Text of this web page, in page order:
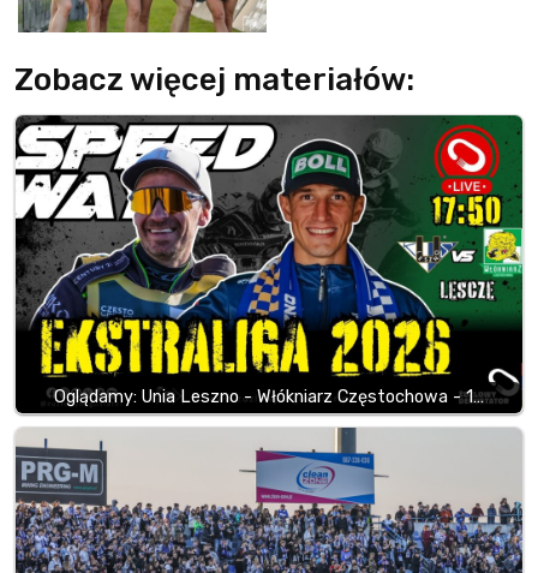
Zobacz więcej materiałów:
Oglądamy: Unia Leszno - Włókniarz Częstochowa - 1…